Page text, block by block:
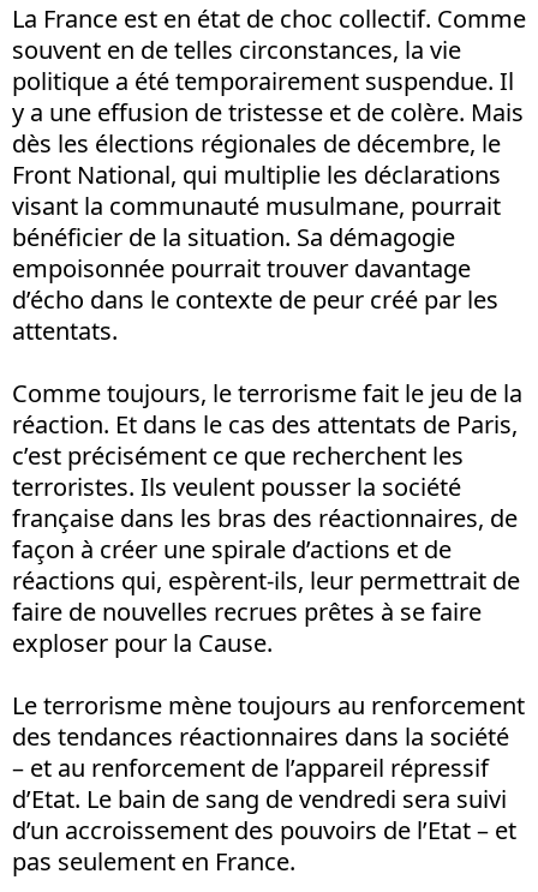
La France est en état de choc collectif. Comme
souvent en de telles circonstances, la vie
politique a été temporairement suspendue. Il
y a une effusion de tristesse et de colère. Mais
dès les élections régionales de décembre, le
Front National, qui multiplie les déclarations
visant la communauté musulmane, pourrait
bénéficier de la situation. Sa démagogie
empoisonnée pourrait trouver davantage
d’écho dans le contexte de peur créé par les
attentats.
Comme toujours, le terrorisme fait le jeu de la
réaction. Et dans le cas des attentats de Paris,
c’est précisément ce que recherchent les
terroristes. Ils veulent pousser la société
française dans les bras des réactionnaires, de
façon à créer une spirale d’actions et de
réactions qui, espèrent-ils, leur permettrait de
faire de nouvelles recrues prêtes à se faire
exploser pour la Cause.
Le terrorisme mène toujours au renforcement
des tendances réactionnaires dans la société
– et au renforcement de l’appareil répressif
d’Etat. Le bain de sang de vendredi sera suivi
d’un accroissement des pouvoirs de l’Etat – et
pas seulement en France.